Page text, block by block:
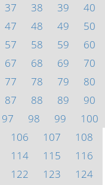
37 38 39
40
47 48 49
50
57 58 59
60
67 68 69
70
77 78 79
80
87 88 89
90
97 98 99
100
106 107
108
114 115
116
122 123
124